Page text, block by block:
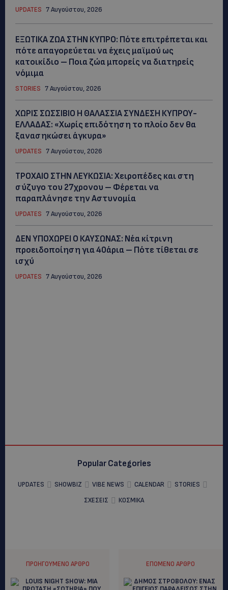
UPDATES 7 Αυγούστου, 2026
ΕΞΩΤΙΚΑ ΖΩΑ ΣΤΗΝ ΚΥΠΡΟ: Πότε επιτρέπεται και
πότε απαγορεύεται να έχεις μαϊμού ως
κατοικίδιο – Ποια ζώα μπορείς να διατηρείς
νόμιμα
STORIES 7 Αυγούστου, 2026
ΧΩΡΙΣ ΣΩΣΣΙΒΙΟ Η ΘΑΛΑΣΣΙΑ ΣΥΝΔΕΣΗ ΚΥΠΡΟΥ-
ΕΛΛΑΔΑΣ: «Χωρίς επιδότηση το πλοίο δεν θα
ξανασηκώσει άγκυρα»
UPDATES 7 Αυγούστου, 2026
ΤΡΟΧΑΙΟ ΣΤΗΝ ΛΕΥΚΩΣΙΑ: Χειροπέδες και στη
σύζυγο του 27χρονου – Φέρεται να
παραπλάνησε την Αστυνομία
UPDATES 7 Αυγούστου, 2026
ΔΕΝ ΥΠΟΧΩΡΕΙ Ο ΚΑΥΣΩΝΑΣ: Νέα κίτρινη
προειδοποίηση για 40άρια – Πότε τίθεται σε
ισχύ
UPDATES 7 Αυγούστου, 2026
Popular Categories
UPDATES SHOWBIZ VIBE NEWS CALENDAR
STORIES
ΣΧΕΣΕΙΣ
ΚΟΣΜΙΚΑ
ΠΡΟΗΓΟΎΜΕΝΟ ΆΡΘΡΟ ΕΠΌΜΕΝΟ ΆΡΘΡΟ